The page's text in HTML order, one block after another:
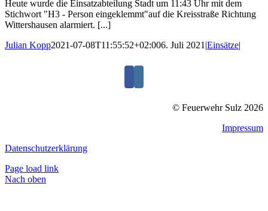
Heute wurde die Einsatzabteilung Stadt um 11:43 Uhr mit dem
Stichwort "H3 - Person eingeklemmt"auf die Kreisstraße Richtung
Wittershausen alarmiert. [...]
Julian Kopp2021-07-08T11:55:52+02:006. Juli 2021 |Einsätze|
© Feuerwehr Sulz 2026
Impressum
Datenschutzerklärung
Page load link
Nach oben